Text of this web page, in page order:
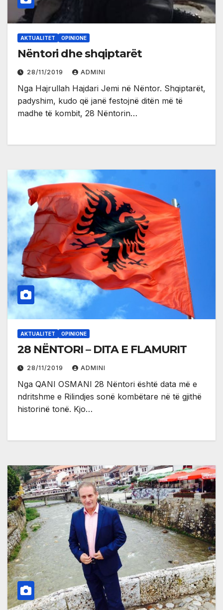
AKTUALITET OPINIONE
Nëntori dhe shqiptarët
28/11/2019 ADMINI
Nga Hajrullah Hajdari Jemi në Nëntor. Shqiptarët,
padyshim, kudo që janë festojnë ditën më të
madhe të kombit, 28 Nëntorin…
AKTUALITET OPINIONE
28 NËNTORI – DITA E FLAMURIT
28/11/2019 ADMINI
Nga QANI OSMANI 28 Nëntori është data më e
ndritshme e Rilindjes sonë kombëtare në të gjithë
historinë tonë. Kjo…